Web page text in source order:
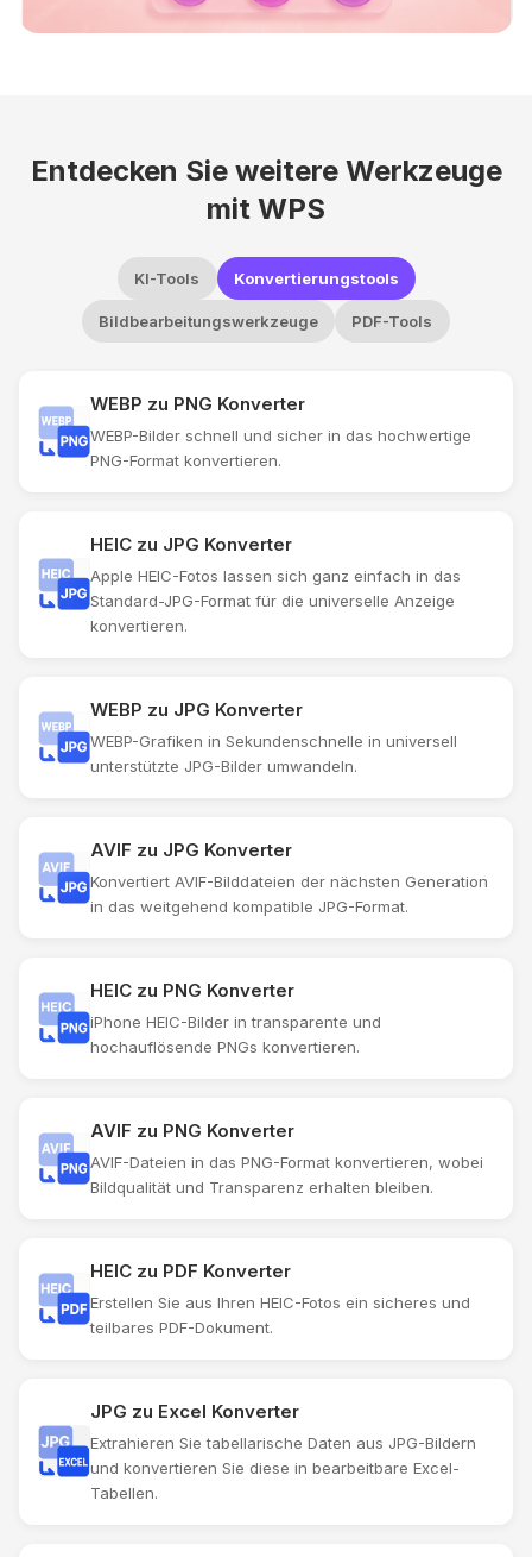
Entdecken Sie weitere Werkzeuge
mit WPS
KI-Tools Konvertierungstools
Bildbearbeitungswerkzeuge PDF-Tools
WEBP zu PNG Konverter
WEBP-Bilder schnell und sicher in das hochwertige
PNG-Format konvertieren.
HEIC zu JPG Konverter
Apple HEIC-Fotos lassen sich ganz einfach in das
Standard-JPG-Format für die universelle Anzeige
konvertieren.
WEBP zu JPG Konverter
WEBP-Grafiken in Sekundenschnelle in universell
unterstützte JPG-Bilder umwandeln.
AVIF zu JPG Konverter
Konvertiert AVIF-Bilddateien der nächsten Generation
in das weitgehend kompatible JPG-Format.
HEIC zu PNG Konverter
iPhone HEIC-Bilder in transparente und
hochauflösende PNGs konvertieren.
AVIF zu PNG Konverter
AVIF-Dateien in das PNG-Format konvertieren, wobei
Bildqualität und Transparenz erhalten bleiben.
HEIC zu PDF Konverter
Erstellen Sie aus Ihren HEIC-Fotos ein sicheres und
teilbares PDF-Dokument.
JPG zu Excel Konverter
Extrahieren Sie tabellarische Daten aus JPG-Bildern
und konvertieren Sie diese in bearbeitbare Excel-
Tabellen.